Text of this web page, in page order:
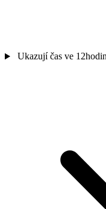
Ukazují čas ve